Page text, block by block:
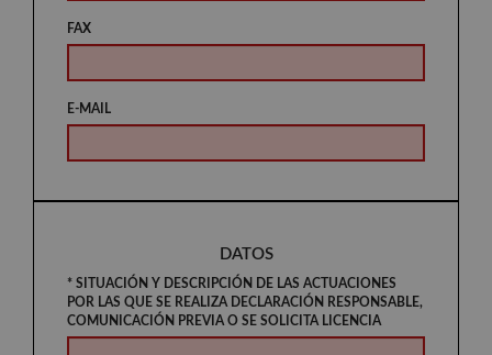
FAX
E-MAIL
DATOS
* SITUACIÓN Y DESCRIPCIÓN DE LAS ACTUACIONES
POR LAS QUE SE REALIZA DECLARACIÓN RESPONSABLE,
COMUNICACIÓN PREVIA O SE SOLICITA LICENCIA